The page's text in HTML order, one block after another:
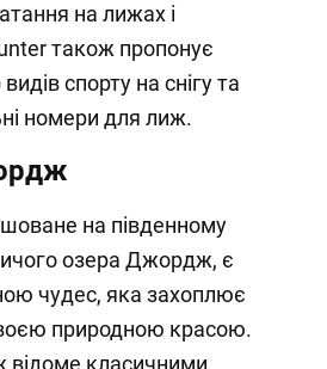
на лижах і
також пропонує
спорту на снігу та
номери для лиж.
на південному
озера Джордж, є
чудес, яка захоплює
природною красою.
класичними